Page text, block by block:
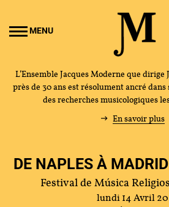
MENU
L’Ensemble Jacques Moderne que
près de 30 ans est résolument ancré
des recherches musicologiques
En savoir plus
DE NAPLES À
Festival de Música
lundi 14 Avril